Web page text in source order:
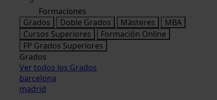
Formaciones
Grados
Doble Grados Másteres
MBA
Cursos Superiores
Formación Online
FP Grados Superiores
Grados
Ver todos los Grados
barcelona
madrid